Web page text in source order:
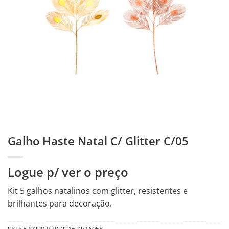
Galho Haste Natal C/ Glitter C/05
Logue p/ ver o preço
Kit 5 galhos natalinos com glitter, resistentes e
brilhantes para decoração.